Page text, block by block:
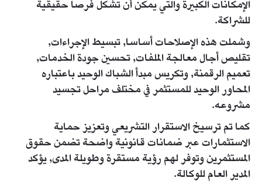
الإمكانات الكبيرة والتي يمكن أن تشكل فرصا حقيقية
للشراكة.
وشملت هذه الإصلاحات أساسا, تبسيط الإجراءات,
تقليص أجال معالجة الملفات, تحسين جودة الخدمات,
تعميم الرقمنة, وتكريس مبدأ الشباك الوحيد باعتباره
المحاور الوحيد للمستثمر في مختلف مراحل تجسيد
مشروعه.
كما تم ترسيخ الاستقرار التشريعي وتعزيز حماية
الاستثمارات عبر ضمانات قانونية واضحة تضمن حقوق
المستثمرين وتوفر لهم رؤية مستقرة وطويلة المدى, يؤكد
المدير العام للوكالة.